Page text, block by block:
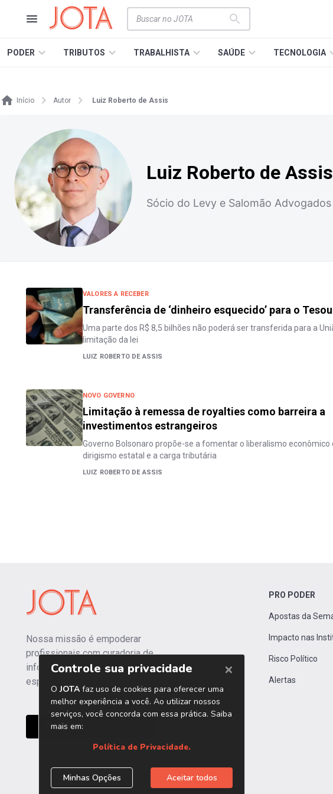
PODER TRIBUTOS TRABALHISTA SAÚDE TECNOLOGIA
Início Autor Luiz Roberto de Assis
Luiz Roberto de Assis
Sócio do Levy e Salomão Advogados
VALORES A RECEBER
Transferência de ‘dinheiro esquecido’ para o
Uma parte dos R$ 8,5 bilhões não poderá ser transferida para a
limitação da lei
LUIZ ROBERTO DE ASSIS
NOVO GOVERNO
Limitação à remessa de royalties como barreira a
investimentos estrangeiros
Governo Bolsonaro propõe-se a fomentar o liberalismo econômico
dirigismo estatal e a carga tributária
LUIZ ROBERTO DE ASSIS
Nossa missão é empoderar
profissionais com curadoria de
informações independentes e
especializadas.
CONHEÇA O JOTA PRO
PRO PODER
Apostas da
Impacto nas
Risco Político
Alertas